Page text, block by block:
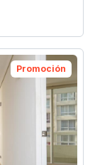
Promoción